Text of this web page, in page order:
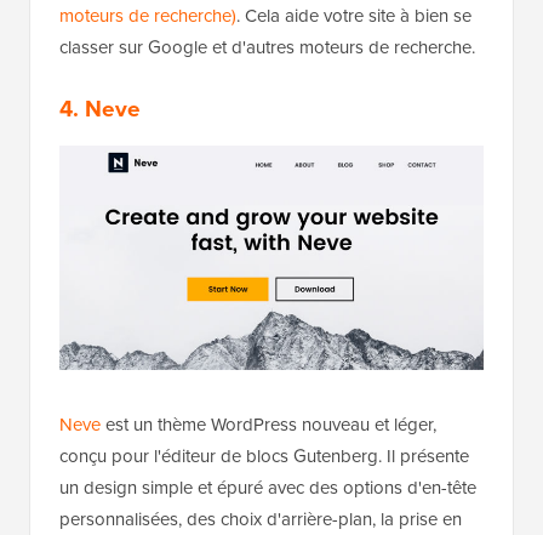
moteurs de recherche). Cela aide votre site à bien se
classer sur Google et d'autres moteurs de recherche.
4. Neve
Neveest un thème WordPress nouveau et léger,
conçu pour l'éditeur de blocs Gutenberg. Il présente
un design simple et épuré avec des options d'en-tête
personnalisées, des choix d'arrière-plan, la prise en